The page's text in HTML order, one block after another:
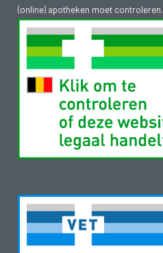
(online) apotheken moet controleren.